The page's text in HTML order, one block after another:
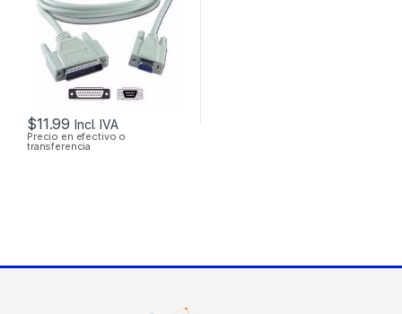
$11.99 Incl. IVA
Precio en efectivo o
transferencia